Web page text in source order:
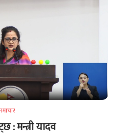
: मन्त्री यादव